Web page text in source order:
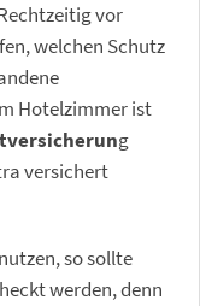
vor
welchen Schutz
Hotelzimmer ist
g
versichert
so sollte
werden, denn